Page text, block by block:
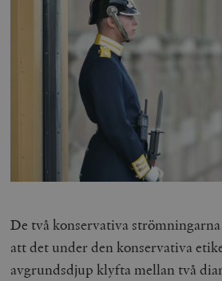
De två konservativa
att det under den konservativa
avgrundsdjup klyfta mellan två